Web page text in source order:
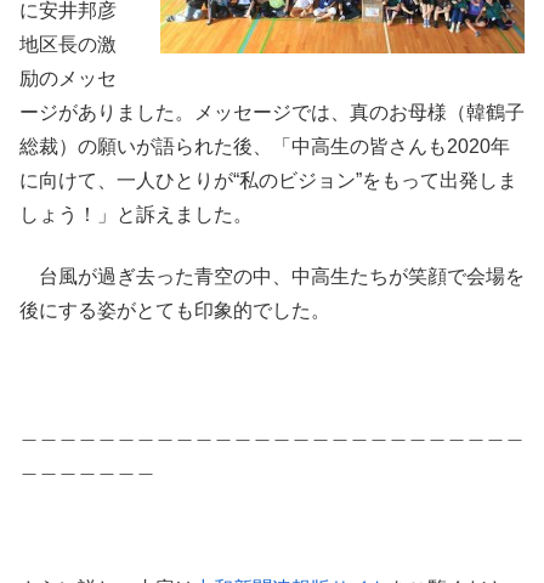
に安井邦彦
地区長の激
励のメッセ
ージがありました。メッセージでは、真のお母様（韓鶴子
総裁）の願いが語られた後、「中高生の皆さんも2020年
に向けて、一人ひとりが“私のビジョン”をもって出発しま
しょう！」と訴えました。
台風が過ぎ去った青空の中、中高生たちが笑顔で会場を
後にする姿がとても印象的でした。